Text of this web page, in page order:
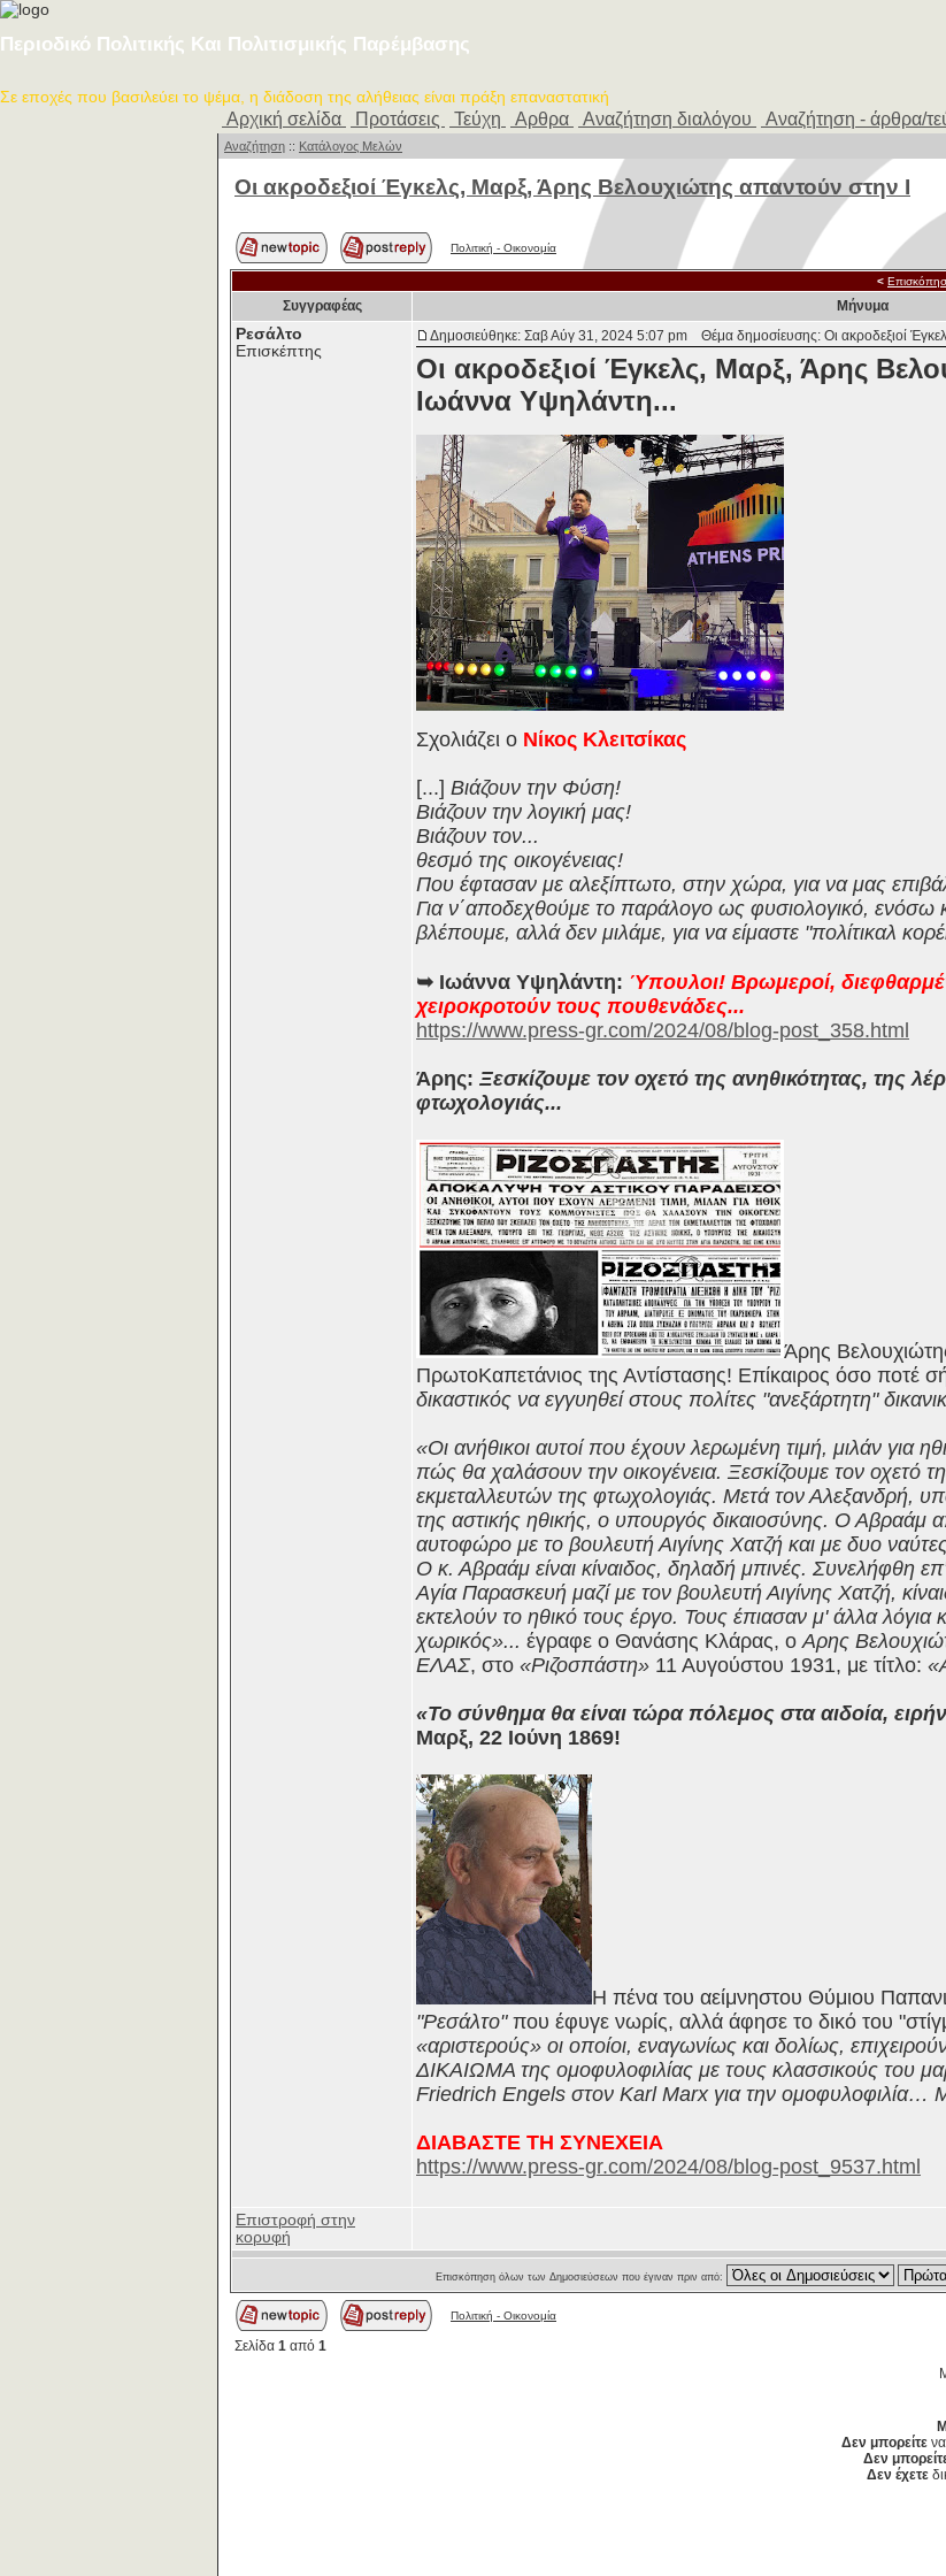
Περιοδικό Πολιτικής Και Πολιτισμικής Παρέμβασης
Σε εποχές που βασιλεύει το ψέμα, η διάδοση της αλήθειας είναι πράξη επαναστατική
Αρχική σελίδα Προτάσεις Τεύχη Αρθρα Αναζήτηση διαλόγου Αναζήτηση - άρθρα/
Αναζήτηση :: Κατάλογος Μελών
Οι ακροδεξιοί Έγκελς, Μαρξ, Άρης Βελουχιώτης απαντούν στην Ι
Πολιτική - Oικονομία
<
Συγγραφέας Μήνυμα
Ρεσάλτο
Επισκέπτης
Δημοσιεύθηκε: Σαβ Αύγ 31, 2024 5:07 pm Θέμα δημοσίευσης: Οι ακροδεξιοί
Οι ακροδεξιοί Έγκελς, Μαρξ, Άρης
Ιωάννα Υψηλάντη...
Σχολιάζει ο Νίκος Κλειτσίκας
[...] Βιάζουν την Φύση!
Βιάζουν την λογική μας!
Βιάζουν τον...
θεσμό της οικογένειας!
Που έφτασαν με αλεξίπτωτο, στην χώρα, για να μας
Για ν΄αποδεχθούμε το παράλογο ως φυσιολογικό,
βλέπουμε, αλλά δεν μιλάμε, για να είμαστε "πολίτικαλ
➥ Ιωάννα Υψηλάντη: Ύπουλοι! Βρωμεροί,
χειροκροτούν τους πουθενάδες...
https://www.press-gr.com/2024/08/blog-post_358.html
Άρης: Ξεσκίζουμε τον οχετό της ανηθικότητας, της
φτωχολογιάς...
Άρης
ΠρωτοΚαπετάνιος της Αντίστασης! Επίκαιρος όσο ποτέ
δικαστικός να εγγυηθεί στους πολίτες "ανεξάρτητη"
«Οι ανήθικοι αυτοί που έχουν λερωμένη τιμή, μιλάν για
πώς θα χαλάσουν την οικογένεια. Ξεσκίζουμε τον οχετό
εκμεταλλευτών της φτωχολογιάς. Μετά τον Αλεξανδρή,
της αστικής ηθικής, ο υπουργός δικαιοσύνης. Ο Αβραάμ
αυτοφώρο με το βουλευτή Αιγίνης Χατζή και με δυο
Ο κ. Αβραάμ είναι κίναιδος, δηλαδή μπινές.
Αγία Παρασκευή μαζί με τον βουλευτή Αιγίνης Χατζή,
εκτελούν το ηθικό τους έργο. Τους έπιασαν μ' άλλα
χωρικός»... έγραφε ο Θανάσης Κλάρας, οΑρης
ΕΛΑΣ, στο «Ριζοσπάστη» 11 Αυγούστου 1931, με τίτλο:
«Το σύνθημα θα είναι τώρα πόλεμος στα αιδοία,
Μαρξ, 22 Ιούνη 1869!
Η πένα του αείμνηστου Θύμιου
"Ρεσάλτο"που έφυγε νωρίς, αλλά άφησε το δικό του
«αριστερούς» οι οποίοι, εναγωνίως και δολίως,
ΔΙΚΑΙΩΜΑ της ομοφυλοφιλίας με τους κλασσικούς του
Friedrich Engels στον Karl Marx για την ομοφυλοφιλία…
ΔΙΑΒΑΣΤΕ ΤΗ ΣΥΝΕΧΕΙΑ
https://www.press-gr.com/2024/08/blog-post_9537.html
Επιστροφή στην
κορυφή
Επισκόπηση όλων των Δημοσιεύσεων που έγιναν πριν από:
Πολιτική - Oικονομία
Σελίδα 1 από 1
Δεν μπορείτε
Δεν
Δεν έχετε